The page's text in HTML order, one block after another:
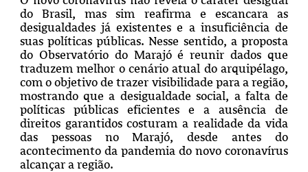
do Brasil, mas sim reafirma e escancara as
desigualdades já existentes e a insuficiência de
suas políticas públicas. Nesse sentido, a proposta
do Observatório do Marajó é reunir dados que
traduzem melhor o cenário atual do arquipélago,
com o objetivo de trazer visibilidade para a região,
mostrando que a desigualdade social, a falta de
políticas públicas eficientes e a ausência de
direitos garantidos costuram a realidade da vida
das pessoas no Marajó, desde antes do
acontecimento da pandemia do novo coronavírus
alcançar a região.